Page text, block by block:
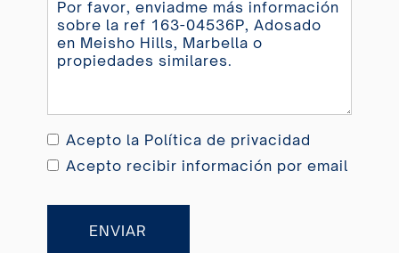
Acepto la Política de privacidad
Acepto recibir información por email
ENVIAR